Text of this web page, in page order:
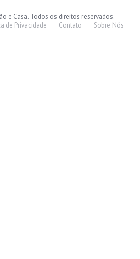
e Casa. Todos os direitos reservados.
de Privacidade Contato Sobre Nós